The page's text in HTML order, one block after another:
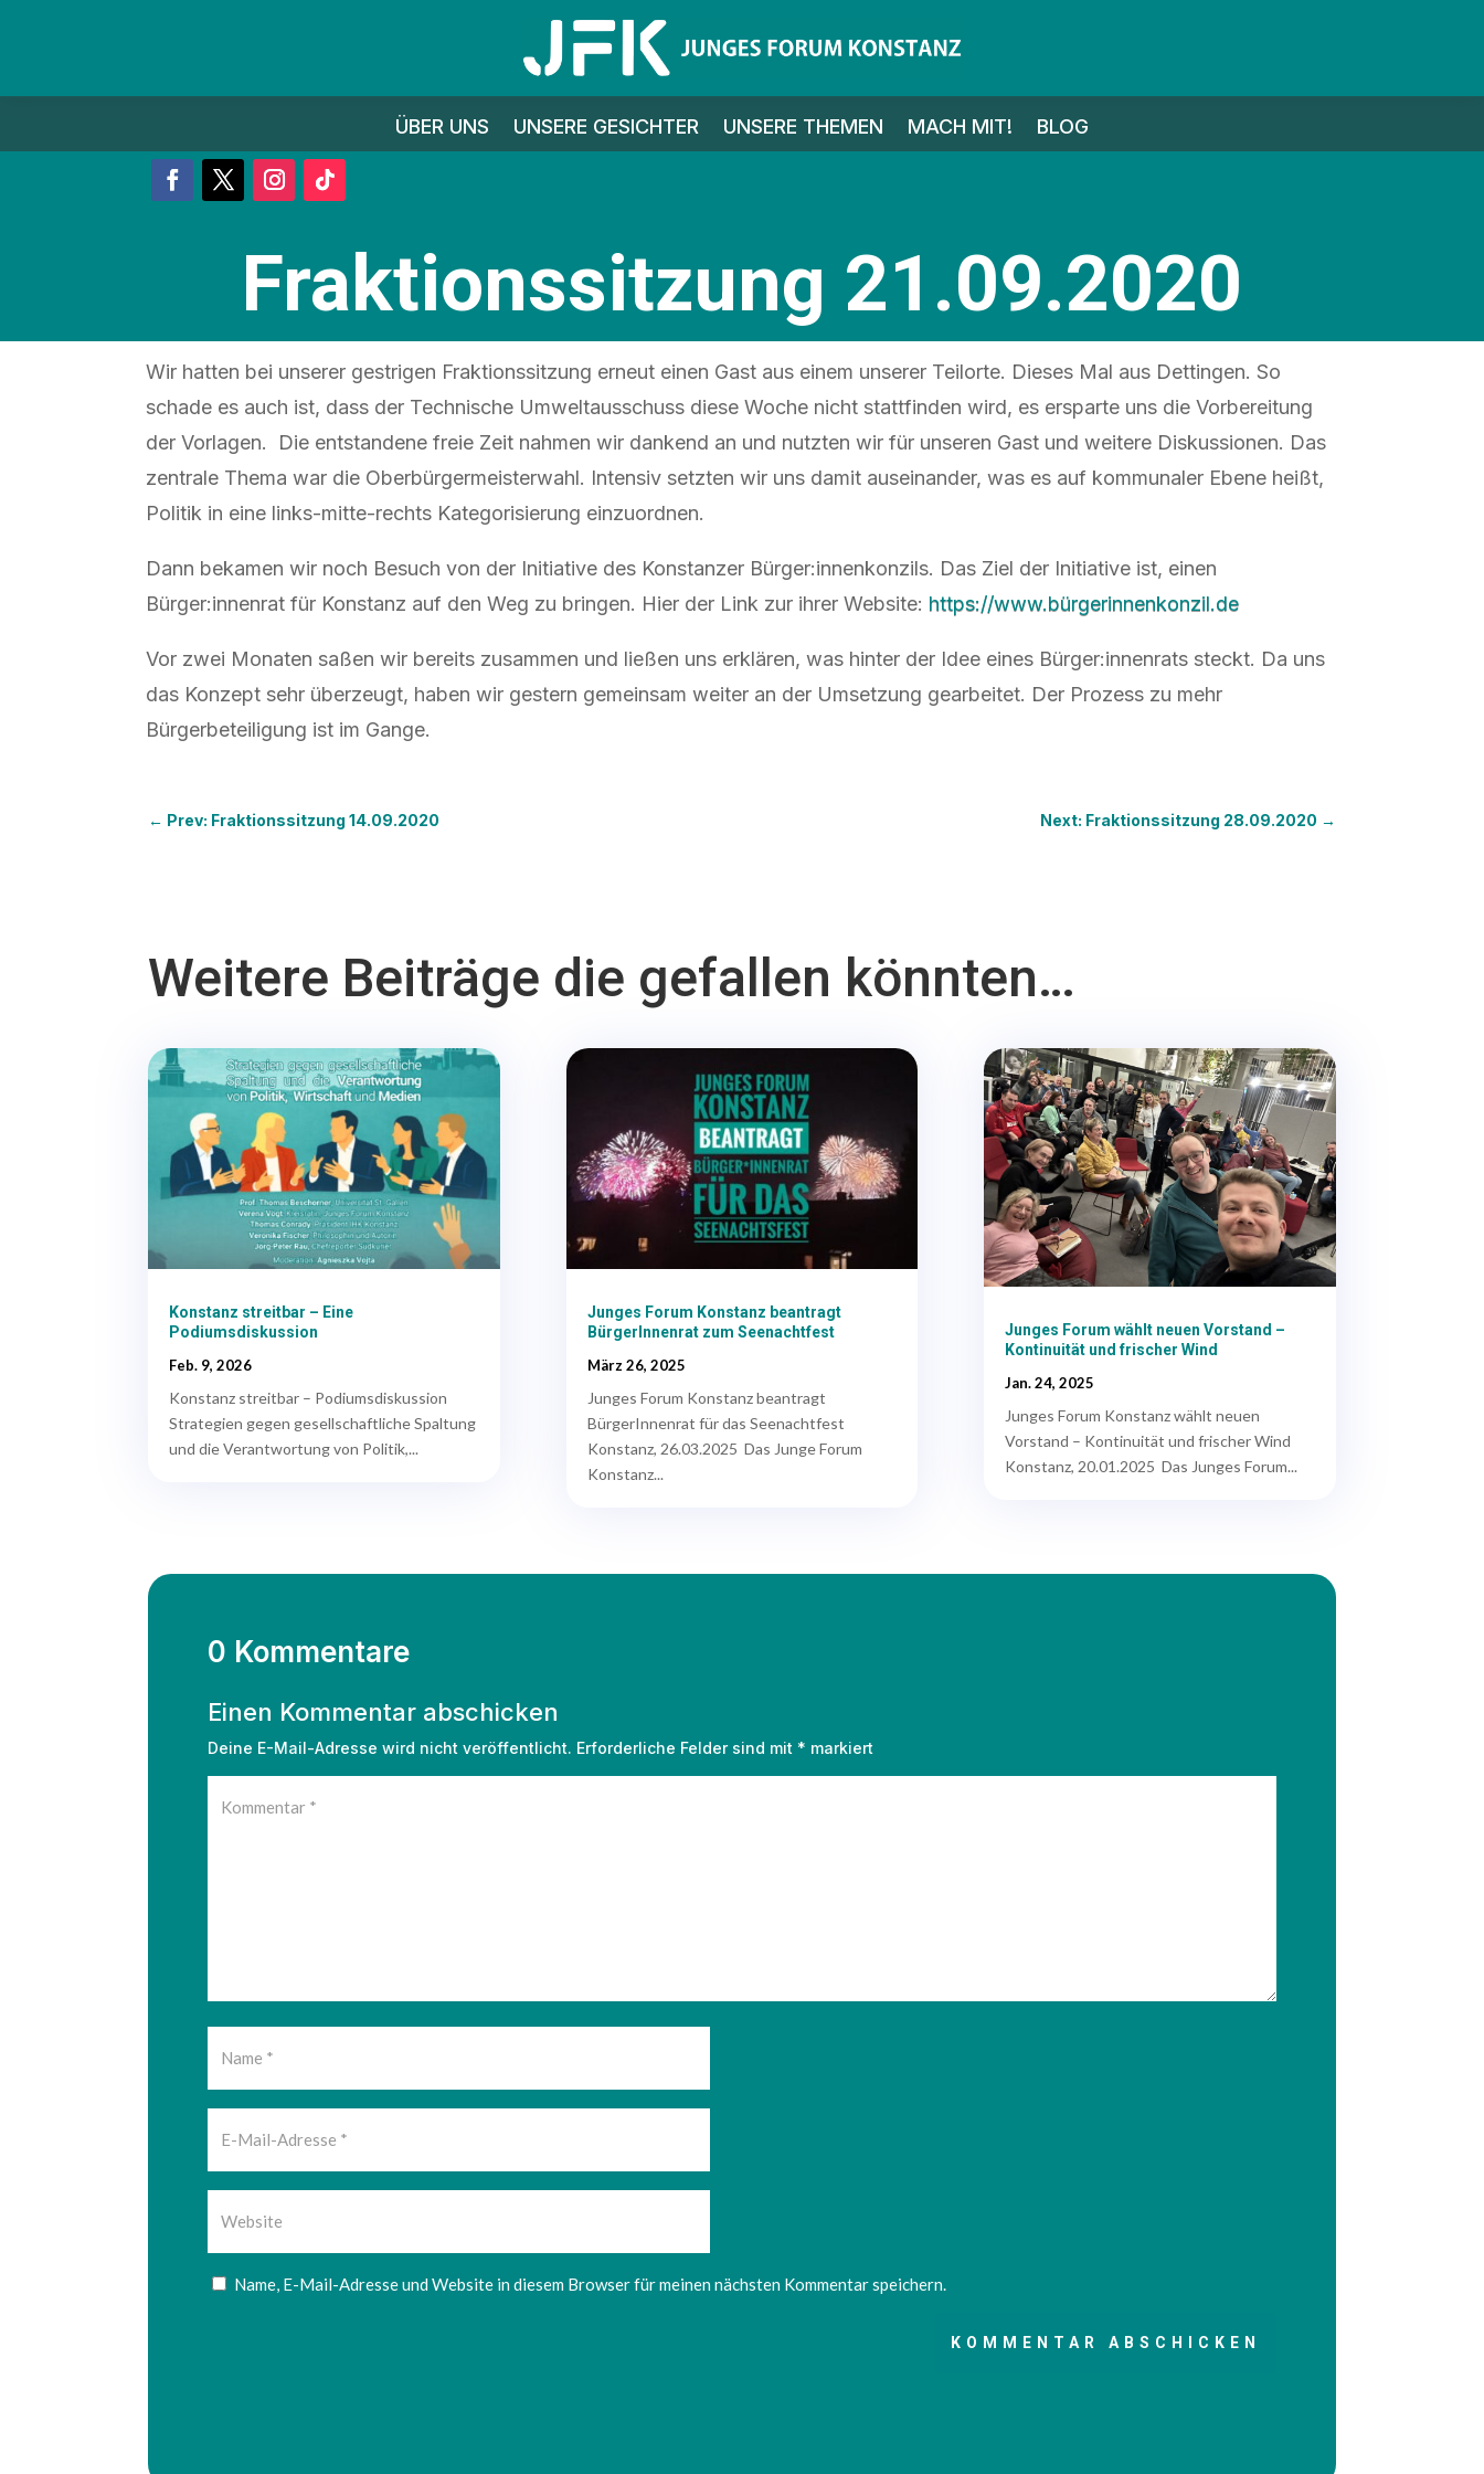
ÜBER UNS UNSERE GESICHTER UNSERE THEMEN MACH MIT! BLOG
Fraktionssitzung 21.09.2020
Wir hatten bei unserer gestrigen Fraktionssitzung erneut einen Gast aus einem unserer Teilorte. Dieses Mal aus Dettingen. So
schade es auch ist, dass der Technische Umweltausschuss diese Woche nicht stattfinden wird, es ersparte uns die Vorbereitung
der Vorlagen. Die entstandene freie Zeit nahmen wir dankend an und nutzten wir für unseren Gast und weitere Diskussionen. Das
zentrale Thema war die Oberbürgermeisterwahl. Intensiv setzten wir uns damit auseinander, was es auf kommunaler Ebene heißt,
Politik in eine links-mitte-rechts Kategorisierung einzuordnen.
Dann bekamen wir noch Besuch von der Initiative des Konstanzer Bürger:innenkonzils. Das Ziel der Initiative ist, einen
Bürger:innenrat für Konstanz auf den Weg zu bringen. Hier der Link zur ihrer Website: https://www.bürgerinnenkonzil.de
Vor zwei Monaten saßen wir bereits zusammen und ließen uns erklären, was hinter der Idee eines Bürger:innenrats steckt. Da uns
das Konzept sehr überzeugt, haben wir gestern gemeinsam weiter an der Umsetzung gearbeitet. Der Prozess zu mehr
Bürgerbeteiligung ist im Gange.
← Prev: Fraktionssitzung 14.09.2020 Next: Fraktionssitzung 28.09.2020 →
Weitere Beiträge die gefallen könnten…
Konstanz streitbar – Eine
Podiumsdiskussion
Feb. 9, 2026
Konstanz streitbar – Podiumsdiskussion
Strategien gegen gesellschaftliche Spaltung
und die Verantwortung von Politik,...
Junges Forum Konstanz beantragt
BürgerInnenrat zum Seenachtfest
März 26, 2025
Junges Forum Konstanz beantragt
BürgerInnenrat für das Seenachtfest
Konstanz, 26.03.2025 Das Junge Forum
Konstanz...
Junges Forum wählt neuen Vorstand –
Kontinuität und frischer Wind
Jan. 24, 2025
Junges Forum Konstanz wählt neuen
Vorstand – Kontinuität und frischer Wind
Konstanz, 20.01.2025 Das Junges Forum...
0 Kommentare
Einen Kommentar abschicken
Deine E-Mail-Adresse wird nicht veröffentlicht. Erforderliche Felder sind mit * markiert
Name, E-Mail-Adresse und Website in diesem Browser für meinen nächsten Kommentar speichern.
KOMMENTAR ABSCHICKEN